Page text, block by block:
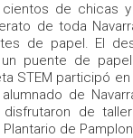
cientos de chicas
de toda
de papel. El
puente de
STEM participó
de
disfrutaron de
de